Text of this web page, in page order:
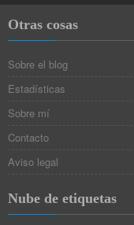
Otras cosas
Sobre el blog
Estadísticas
Sobre mí
Contacto
Aviso legal
Nube de etiquetas